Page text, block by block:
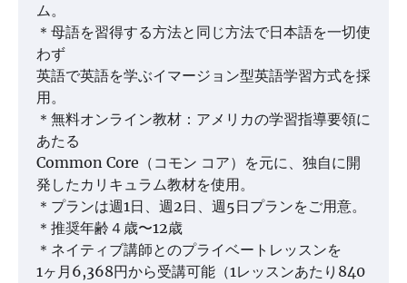
ム。
＊母語を習得する方法と同じ方法で日本語を一切使
わず
英語で英語を学ぶイマージョン型英語学習方式を採
用。
＊無料オンライン教材：アメリカの学習指導要領に
あたる
Common Core（コモン コア）を元に、独自に開
発したカリキュラム教材を使用。
＊プランは週1日、週2日、週5日プランをご用意。
＊推奨年齢４歳〜12歳
＊ネイティブ講師とのプライベートレッスンを
1ヶ月6,368円から受講可能（1レッスンあたり840